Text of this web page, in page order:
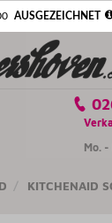
Mo.
KITCHENAID